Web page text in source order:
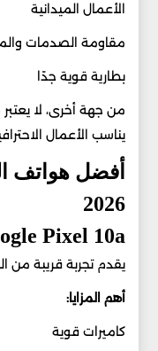
الأعمال الميدانية
مقاومة الصدمات
بطارية قوية جدًا
من جهة أخرى، لا
يناسب الأعمال
أفضل هواتف
2026
Pixel 10a
يقدم تجربة قريبة من
أهم المزايا:
كاميرات قوية